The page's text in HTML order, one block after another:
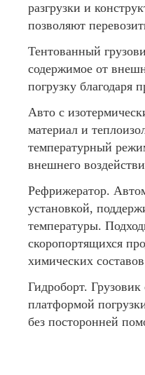
разгрузки и
позволяют
Тентованный
содержимое от
погрузку благодаря
Авто с
материал и
температурный
внешнего
Рефрижератор.
установкой,
температуры.
скоропортящихся
химических
Гидроборт.
платформой
без посторонней